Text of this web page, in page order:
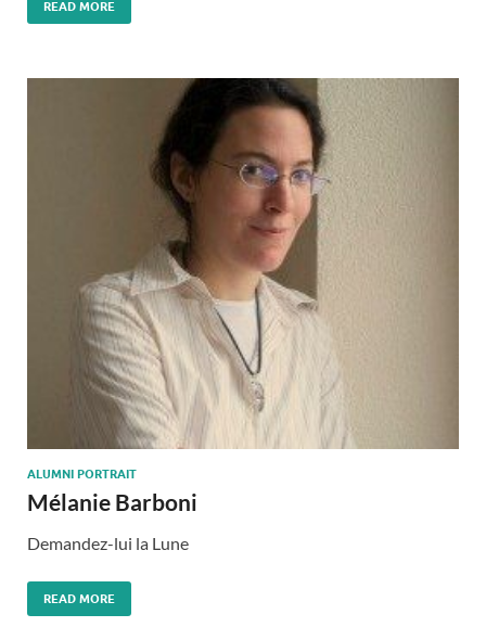
READ MORE
ALUMNI PORTRAIT
Mélanie Barboni
Demandez-lui la Lune
READ MORE